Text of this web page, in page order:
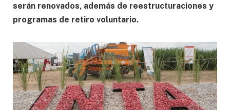
serán renovados, además de reestructuraciones y
programas de retiro voluntario.